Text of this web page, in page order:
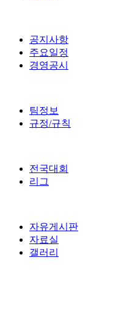
공지사항
주요일정
경영공시
팀정보
규정/규칙
전국대회
리그
자유게시판
자료실
갤러리